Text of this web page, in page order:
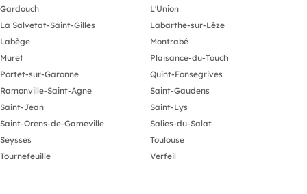
Gardouch
L'Union
La Salvetat-Saint-Gilles
Labarthe-sur-Lèze
Labège
Montrabé
Muret
Plaisance-du-Touch
Portet-sur-Garonne
Quint-Fonsegrives
Ramonville-Saint-Agne
Saint-Gaudens
Saint-Jean
Saint-Lys
Saint-Orens-de-Gameville
Salies-du-Salat
Seysses
Toulouse
Tournefeuille
Verfeil